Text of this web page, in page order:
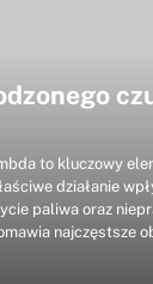
to kluczowy
działanie
paliwa oraz
najczęstsze